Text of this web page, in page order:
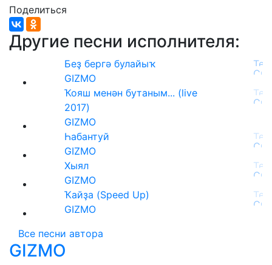
Поделиться
Другие песни исполнителя:
Беҙ бергә булайыҡ
GIZMO
Ҡояш менән бутаным... (live
2017)
GIZMO
Һабантуй
GIZMO
Хыял
GIZMO
Ҡайҙа (Speed Up)
GIZMO
Все песни автора
GIZMO